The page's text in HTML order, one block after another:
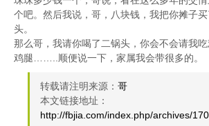
个吧。然后我说，哥，八块钱，我把你摊子
头。
那么哥，我请你喝了二锅头，你会不会请我吃
鸡腿……..顺便说一下，家属我会带很多的。
转载请注明来源： 哥
本文链接地址：
http://fbjia.com/index.php/archives/